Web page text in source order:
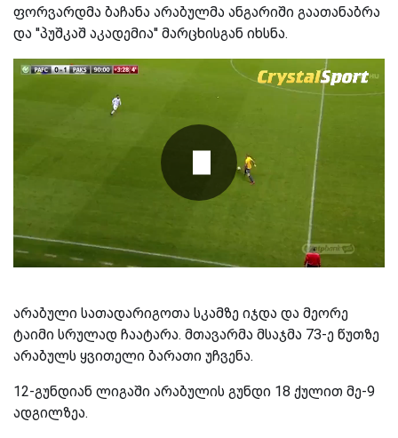
ფორვარდმა ბაჩანა არაბულმა ანგარიში გაათანაბრა
და ''პუშკაშ აკადემია'' მარცხისგან იხსნა.
არაბული სათადარიგოთა სკამზე იჯდა და მეორე
ტაიმი სრულად ჩაატარა. მთავარმა მსაჯმა 73-ე წუთზე
არაბულს ყვითელი ბარათი უჩვენა.
12-გუნდიან ლიგაში არაბულის გუნდი 18 ქულით მე-9
ადგილზეა.